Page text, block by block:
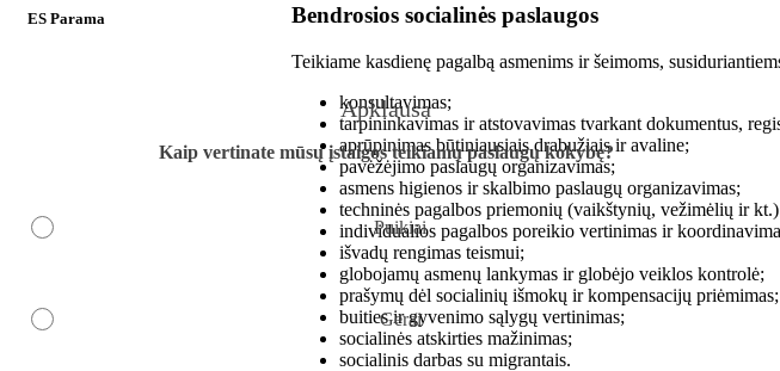
Bendrosios socialinės paslaugos
Teikiame kasdienę pagalbą asmenims ir šeimoms,
konsultavimas;
tarpininkavimas ir atstovavimas tvarkant dokumentus,
aprūpinimas būtiniausiais drabužiais ir avaline;
pavėžėjimo paslaugų organizavimas;
asmens higienos ir skalbimo paslaugų organizavimas;
techninės pagalbos priemonių (vaikštynių, vežimėlių ir
individualios pagalbos poreikio vertinimas ir
išvadų rengimas teismui;
globojamų asmenų lankymas ir globėjo veiklos kontrolė;
prašymų dėl socialinių išmokų ir kompensacijų priėmimas;
buities ir gyvenimo sąlygų vertinimas;
socialinės atskirties mažinimas;
socialinis darbas su migrantais.
ES Parama
Apklausa
Kaip vertinate mūsų įstaigos teikiamų paslaugų kokybę?
Puikiai
Gerai